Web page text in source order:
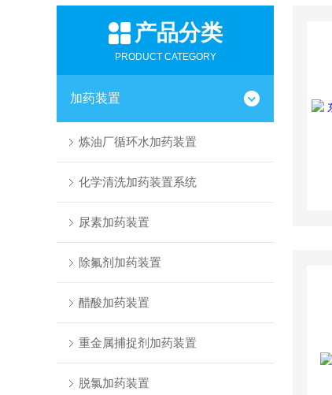
产品分类
PRODUCT CATEGORY
加药装置
炼油厂循环水加药装置
化学清洗加药装置系统
尿素加药装置
除氟剂加药装置
醋酸加药装置
重金属捕捉剂加药装置
脱氯加药装置